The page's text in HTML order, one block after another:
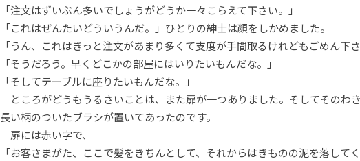
「注文はずいぶん多いでしょうがどうか一々こらえて下さい。」
「これはぜんたいどういうんだ。」ひとりの紳士は顔をしかめました。
「うん、これはきっと注文があまり多くて支度が手間取るけれどもごめん下
「そうだろう。早くどこかの部屋にはいりたいもんだな。」
「そしてテーブルに座りたいもんだな。」
ところがどうもうるさいことは、また扉が一つありました。そしてそのわ
長い柄のついたブラシが置いてあったのです。
扉には赤い字で、
「お客さまがた、ここで髪をきちんとして、それからはきものの泥を落してく